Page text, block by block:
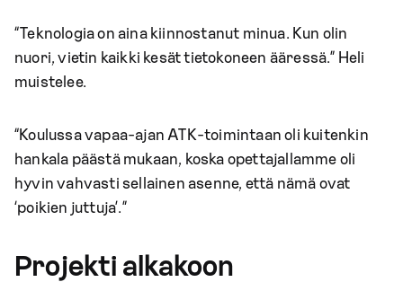
“Teknologia on aina kiinnostanut minua. Kun olin
nuori, vietin kaikki kesät tietokoneen ääressä.” Heli
muistelee.
“Koulussa vapaa-ajan ATK-toimintaan oli kuitenkin
hankala päästä mukaan, koska opettajallamme oli
hyvin vahvasti sellainen asenne, että nämä ovat
‘poikien juttuja’.”
Projekti alkakoon